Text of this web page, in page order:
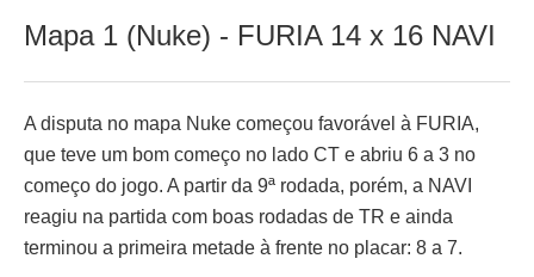
Mapa 1 (Nuke) - FURIA 14 x 16 NAVI
A disputa no mapa Nuke começou favorável à FURIA,
que teve um bom começo no lado CT e abriu 6 a 3 no
começo do jogo. A partir da 9ª rodada, porém, a NAVI
reagiu na partida com boas rodadas de TR e ainda
terminou a primeira metade à frente no placar: 8 a 7.